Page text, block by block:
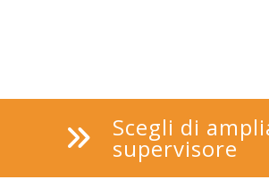
Scegli di
supervisore